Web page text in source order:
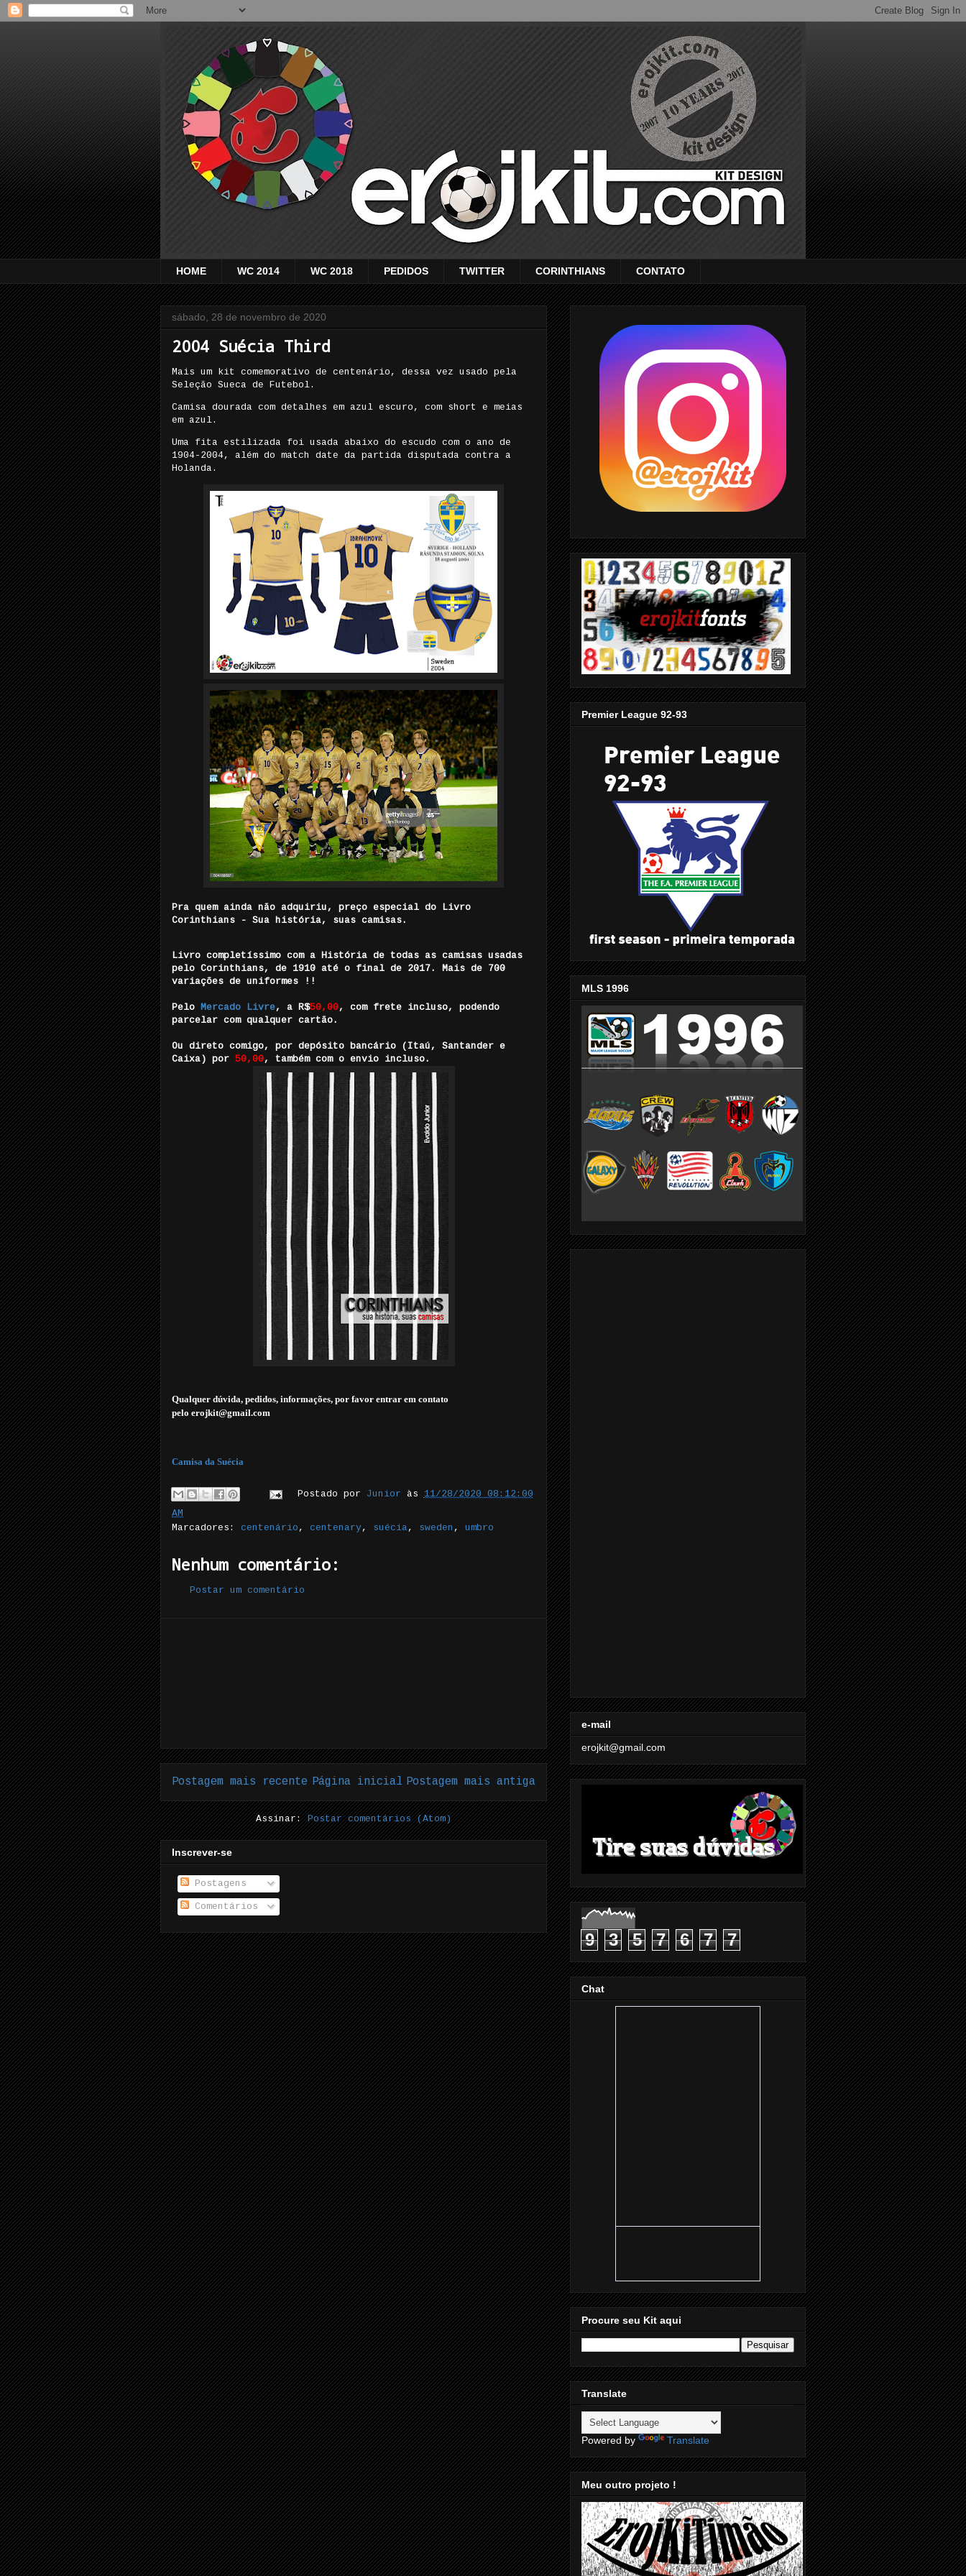
HOME WC 2014 WC 2018 PEDIDOS TWITTER CORINTHIANS CONTATO
sábado, 28 de novembro de 2020
2004 Suécia Third
Mais um kit comemorativo de centenário, dessa vez usado pela
Seleção Sueca de Futebol.
Camisa dourada com detalhes em azul escuro, com short e meias
em azul.
Uma fita estilizada foi usada abaixo do escudo com o ano de
1904-2004, além do match date da partida disputada contra a
Holanda.
Pra quem ainda não adquiriu, preço especial do Livro
Corinthians - Sua história, suas camisas.
Livro completíssimo com a História de todas as camisas usadas
pelo Corinthians, de 1910 até o final de 2017. Mais de 700
variações de uniformes !!
Pelo Mercado Livre, a R$50,00, com frete incluso, podendo
parcelar com qualquer cartão.
Ou direto comigo, por depósito bancário (Itaú, Santander e
Caixa) por 50,00, também com o envio incluso.
Qualquer dúvida, pedidos, informações, por favor entrar em contato
pelo erojkit@gmail.com
Camisa da Suécia
Postado por Junior às 11/28/2020 08:12:00
AM
Marcadores: centenário , centenary, suécia , sweden , umbro
Nenhum comentário:
Postar um comentário
Postagem mais recente Postagem mais antiga
Página inicial
Assinar:Postar comentários (Atom)
Inscrever-se
Postagens
Comentários
Premier League 92-93
MLS 1996
e-mail
erojkit@gmail.com
9 3 5 7 6 7 7
Chat
Procure seu Kit aqui
Translate
Powered by Translate
Meu outro projeto !